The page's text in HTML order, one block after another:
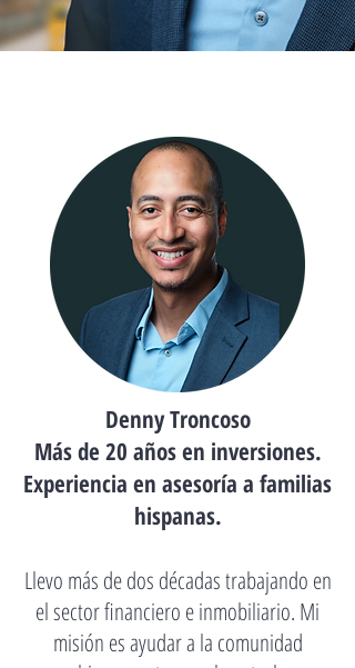
Denny Troncoso
Más de 20 años en inversiones.
Experiencia en asesoría a familias
hispanas.
Llevo más de dos décadas trabajando en
el sector financiero e inmobiliario. Mi
misión es ayudar a la comunidad